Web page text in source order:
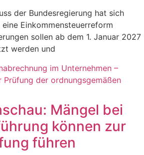
der Bundesregierung hat sich
Einkommensteuerreform
sollen ab dem 1. Januar 2027
werden und
Mängel bei
können zur
führen